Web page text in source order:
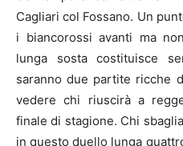
Cagliari col Fossano. Un
i biancorossi avanti ma
lunga sosta costituisce
saranno due partite ricche
vedere chi riuscirà a
finale di stagione. Chi
in questo duello lunga